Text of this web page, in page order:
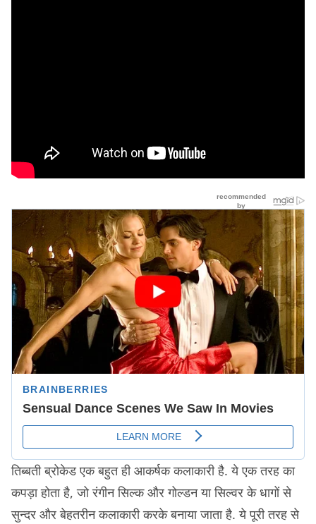
तिब्बती ब्रोकेड एक बहुत ही आकर्षक कलाकारी है. ये एक तरह का
कपड़ा होता है, जो रंगीन सिल्क और गोल्डन या सिल्वर के धागों से
सुन्दर और बेहतरीन कलाकारी करके बनाया जाता है. ये पूरी तरह से